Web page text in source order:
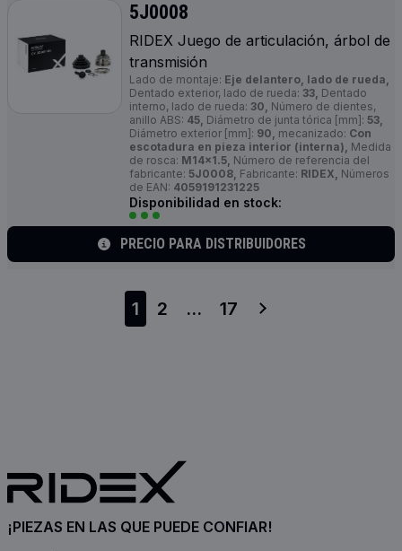
5J0008
RIDEX Juego de articulación, árbol de
transmisión
Lado de montaje: Eje delantero, lado de rueda,
Dentado exterior, lado de rueda: 33, Dentado
interno, lado de rueda: 30, Número de dientes,
anillo ABS: 45, Diámetro de junta tórica [mm]: 53,
Diámetro exterior [mm]: 90, mecanizado: Con
escotadura en pieza interior (interna), Medida
de rosca: M14x1.5, Número de referencia del
fabricante: 5J0008, Fabricante: RIDEX, Números
de EAN: 4059191231225
Disponibilidad en stock:
PRECIO PARA DISTRIBUIDORES
1 2 ... 17
¡PIEZAS EN LAS QUE PUEDE CONFIAR!